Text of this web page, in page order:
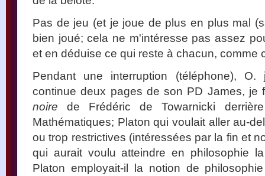
Pas de jeu (et je joue de plus en plus mal
bien joué; cela ne m'intéresse pas assez
et en déduise ce qui reste à chacun, comme
Pendant une interruption (téléphone),
continue deux pages de son PD James, je
noire de Frédéric de Towarnicki
Mathématiques; Platon qui voulait aller au-
ou trop restrictives (intéressées par la fin et
qui aurait voulu atteindre en philosophie
Platon employait-il la notion de